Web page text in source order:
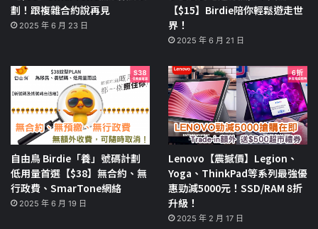
劃！跟複雜合約說再見
2025 年 6 月 23 日
【$15】Birdie陪你輕鬆遊走世
界！
2025 年 6 月 21 日
自由鳥 Birdie「養」號碼計劃
低用量首選【$38】無合約、無
行政費、SmarTone網絡
2025 年 6 月 19 日
Lenovo【震撼價】Legion、
Yoga、ThinkPad等系列最強優
惠勁減5000元！SSD/RAM 8折
升級！
2025 年 2 月 17 日